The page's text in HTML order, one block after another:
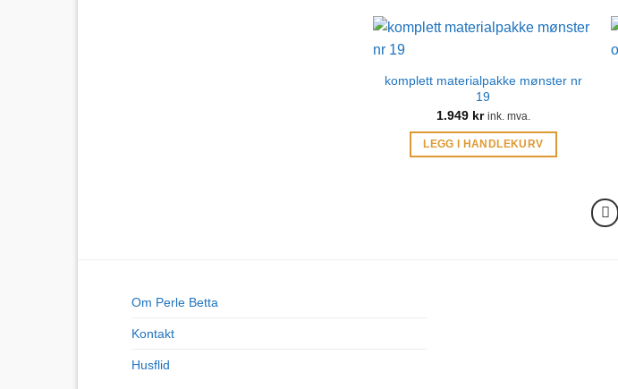
komplett materialpakke mønster nr
19
1.949 kr ink. mva.
LEGG I HANDLEKURV
Om Perle Betta
Kontakt
Husflid